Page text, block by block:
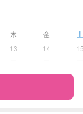
木 金
13 14